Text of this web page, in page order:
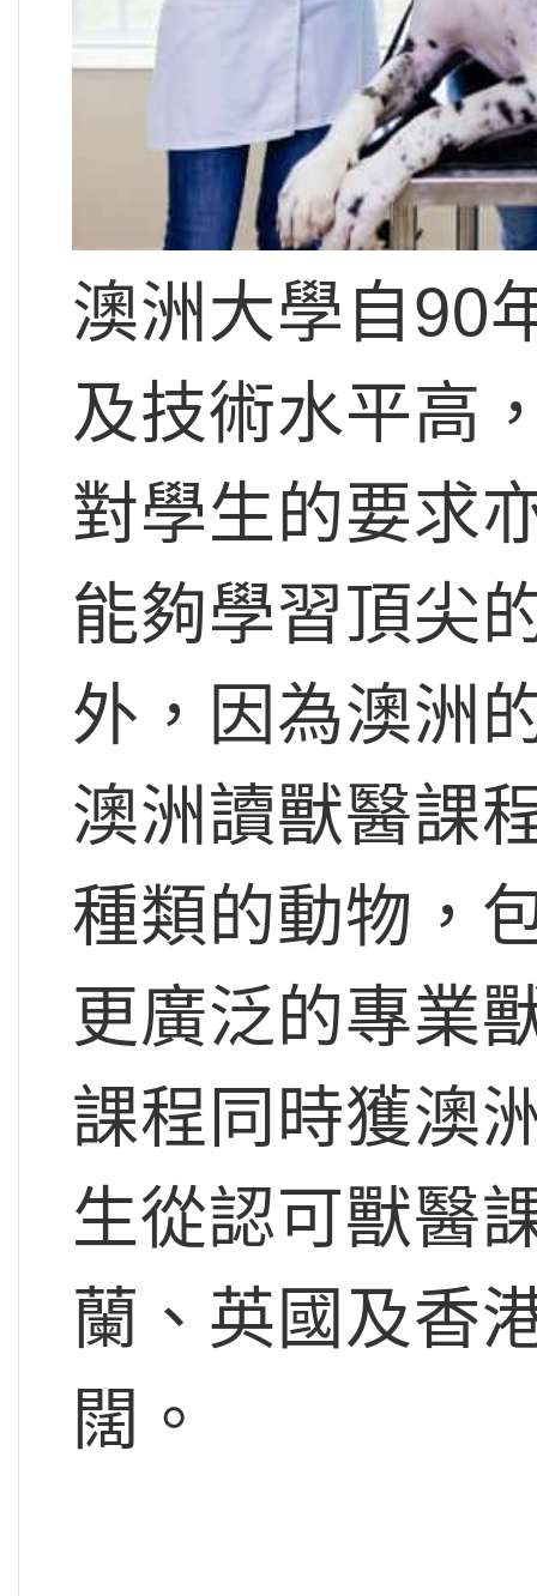
澳洲大學自90
及技術水平高
對學生的要求
能夠學習頂尖
外，因為澳洲
澳洲讀獸醫課
種類的動物，
更廣泛的專業
課程同時獲澳
生從認可獸醫
蘭、英國及香
闊。